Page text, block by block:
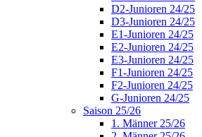
D2-Junioren 24/25
D3-Junioren 24/25
E1-Junioren 24/25
E2-Junioren 24/25
E3-Junioren 24/25
F1-Junioren 24/25
F2-Junioren 24/25
G-Junioren 24/25
Saison 25/26
1. Männer 25/26